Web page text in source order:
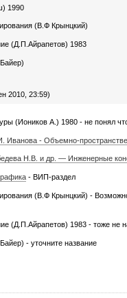
1990
(В.Ф Крынцкий)
(Д.П.Айрапетов) 1983
2010, 23:59)
(Иоников А.) 1980 - не понял
Иванова - Объемно-
Н.В. и др. — Инженерные
- ВИП-раздел
(В.Ф Крынцкий) -
(Д.П.Айрапетов) 1983 - тоже не
- уточните название